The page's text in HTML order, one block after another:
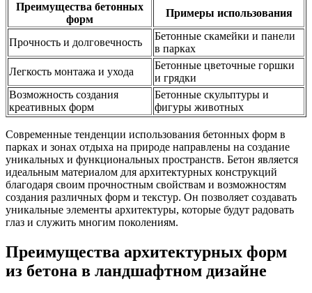
Преимущества бетонных
форм
Примеры использования
Прочность и долговечность
Бетонные скамейки и панели
в парках
Легкость монтажа и ухода
Бетонные цветочные горшки
и грядки
Возможность создания
креативных форм
Бетонные скульптуры и
фигуры животных
Современные тенденции использования бетонных форм в
парках и зонах отдыха на природе направлены на создание
уникальных и функциональных пространств. Бетон является
идеальным материалом для архитектурных конструкций
благодаря своим прочностным свойствам и возможностям
создания различных форм и текстур. Он позволяет создавать
уникальные элементы архитектуры, которые будут радовать
глаз и служить многим поколениям.
Преимущества архитектурных форм
из бетона в ландшафтном дизайне